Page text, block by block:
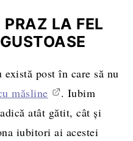
PRAZ LA FEL
post în care să nu
măsline
. Iubim
atât gătit, cât și
iubitori ai acestei